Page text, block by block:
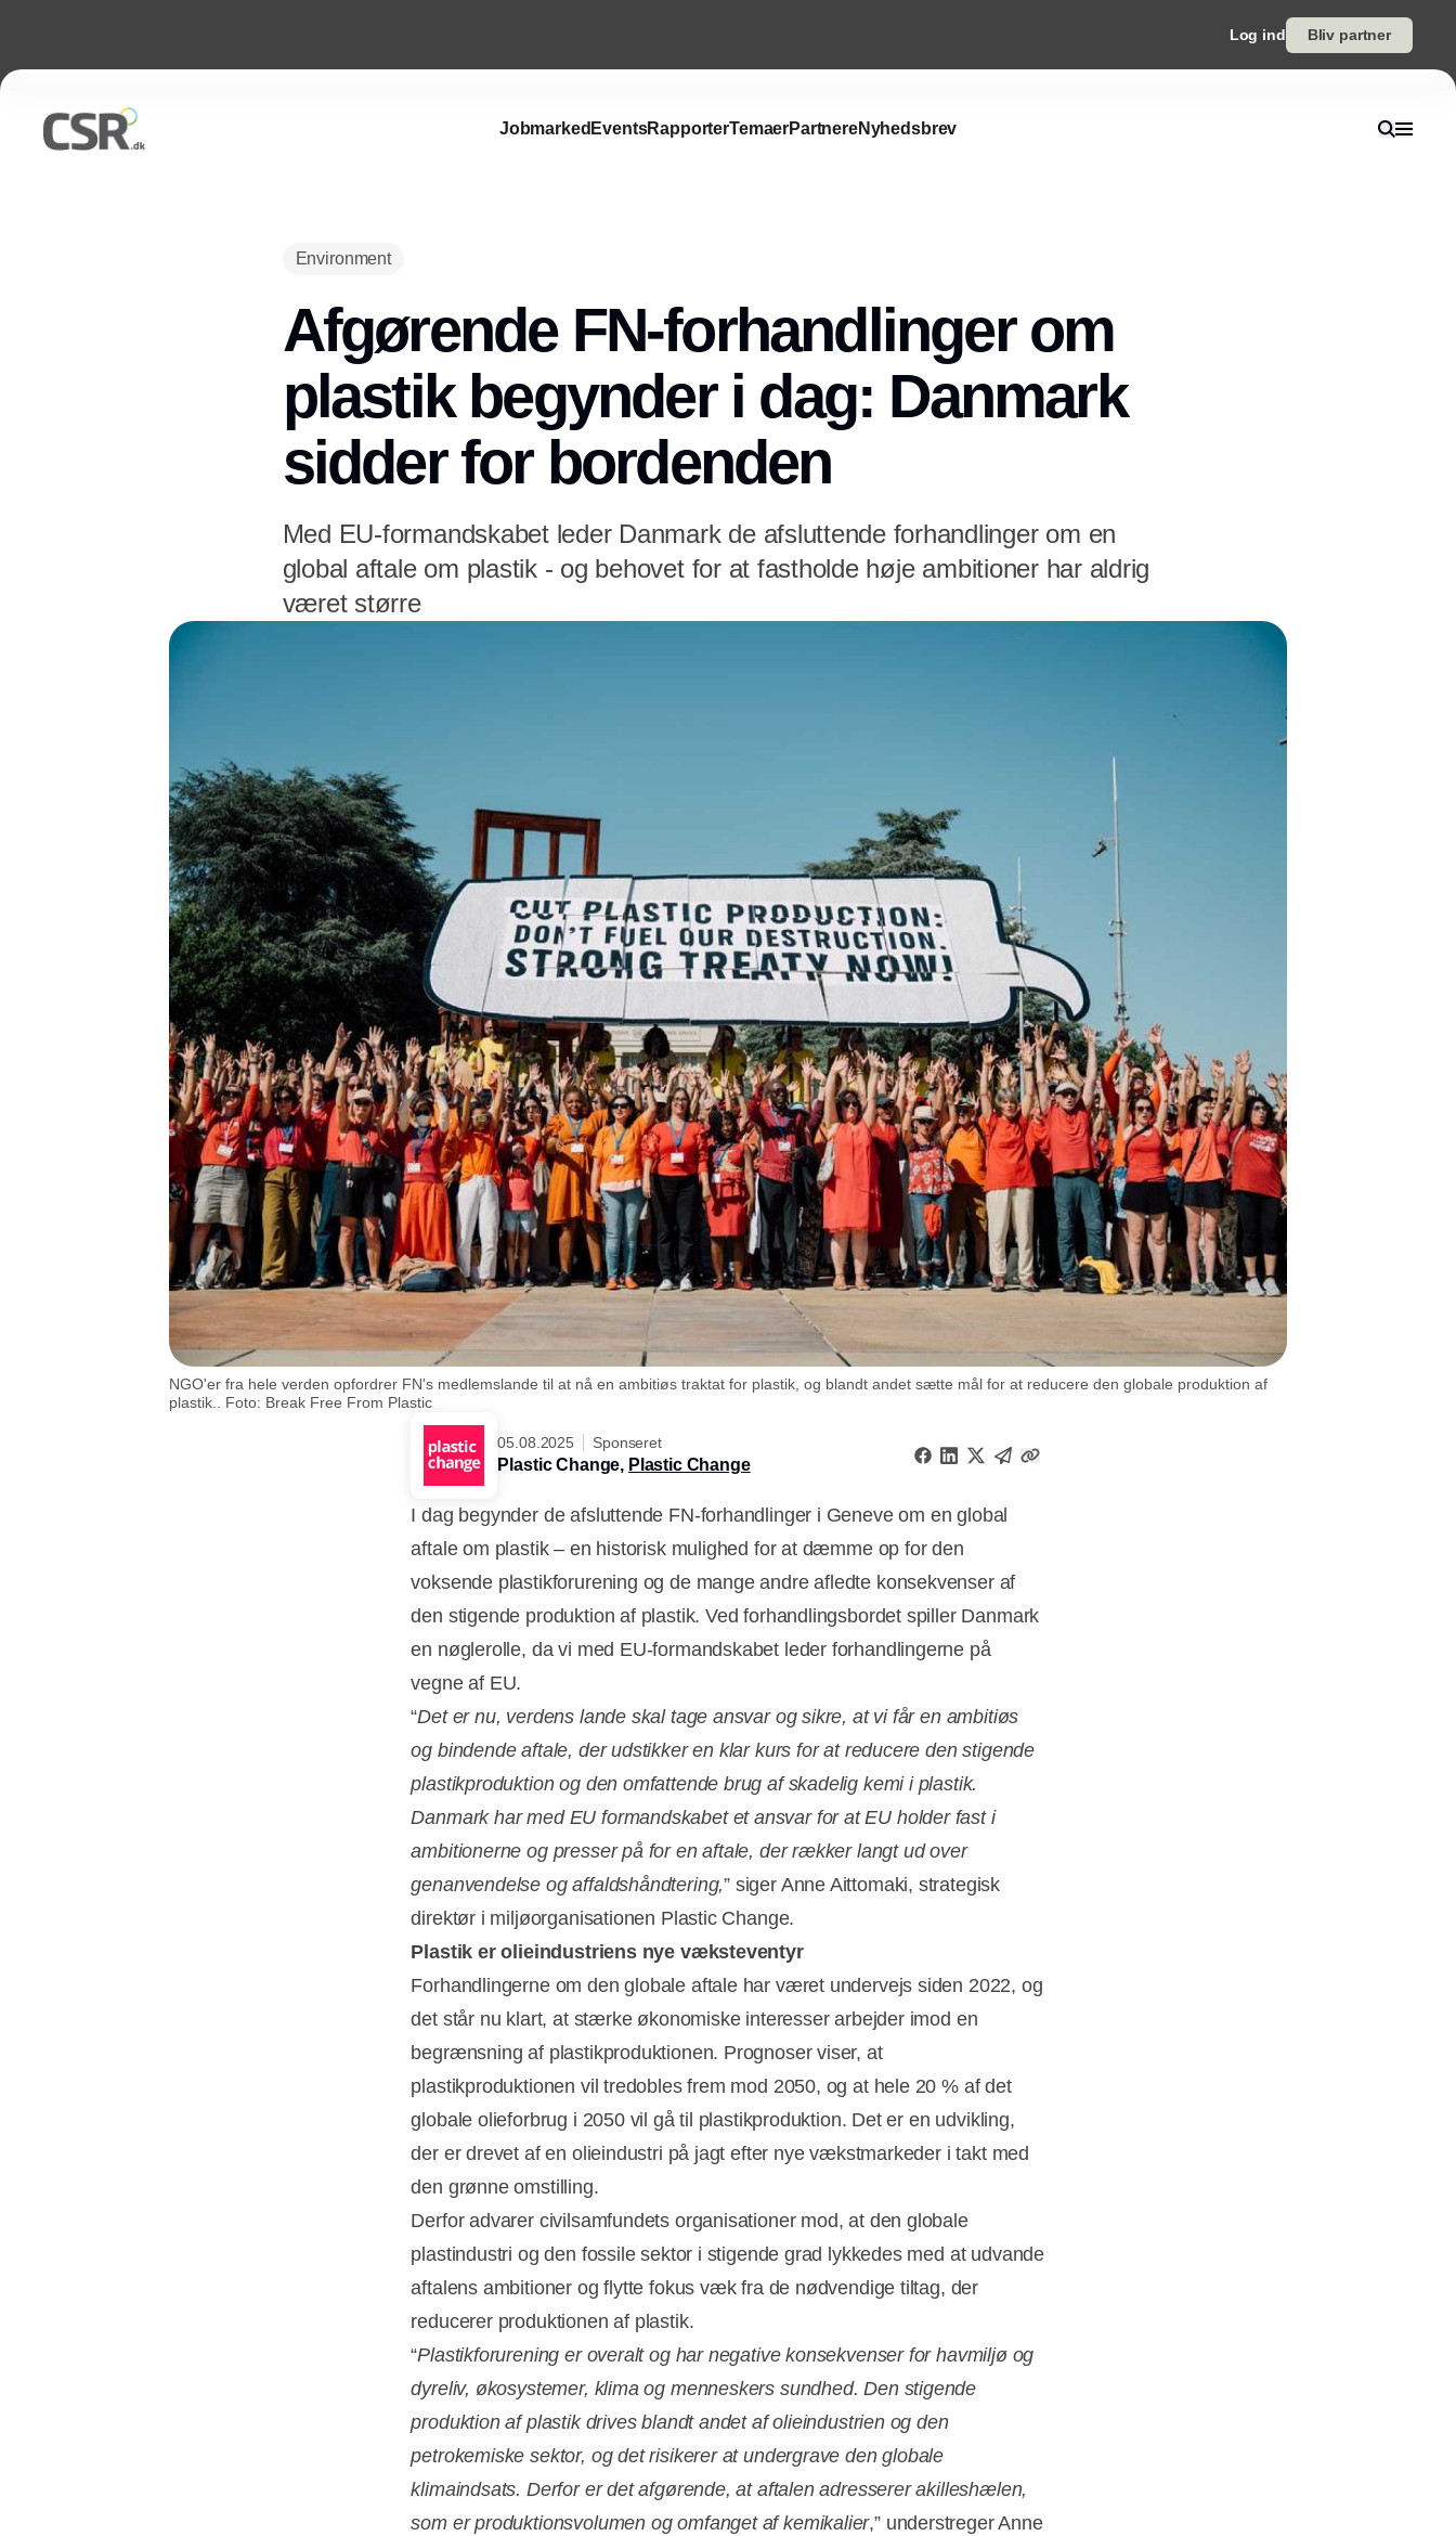
Log ind Bliv partner
Jobmarked EventsRapporterTemaerPartnereNyhedsbrev
Environment
Afgørende FN-forhandlinger om
plastik begynder i dag: Danmark
sidder for bordenden
Med EU-formandskabet leder Danmark de afsluttende forhandlinger om en
global aftale om plastik - og behovet for at fastholde høje ambitioner har aldrig
været større
NGO'er fra hele verden opfordrer FN's medlemslande til at nå en ambitiøs traktat for plastik, og blandt andet sætte mål for at reducere den globale produktion af
plastik.. Foto: Break Free From Plastic
05.08.2025 Sponseret
Plastic Change, Plastic Change
I dag begynder de afsluttende FN-forhandlinger i Geneve om en global
aftale om plastik – en historisk mulighed for at dæmme op for den
voksende plastikforurening og de mange andre afledte konsekvenser af
den stigende produktion af plastik. Ved forhandlingsbordet spiller Danmark
en nøglerolle, da vi med EU-formandskabet leder forhandlingerne på
vegne af EU.
“Det er nu, verdens lande skal tage ansvar og sikre, at vi får en ambitiøs
og bindende aftale, der udstikker en klar kurs for at reducere den stigende
plastikproduktion og den omfattende brug af skadelig kemi i plastik.
Danmark har med EU formandskabet et ansvar for at EU holder fast i
ambitionerne og presser på for en aftale, der rækker langt ud over
genanvendelse og affaldshåndtering,” siger Anne Aittomaki, strategisk
direktør i miljøorganisationen Plastic Change.
Plastik er olieindustriens nye væksteventyr
Forhandlingerne om den globale aftale har været undervejs siden 2022, og
det står nu klart, at stærke økonomiske interesser arbejder imod en
begrænsning af plastikproduktionen. Prognoser viser, at
plastikproduktionen vil tredobles frem mod 2050, og at hele 20 % af det
globale olieforbrug i 2050 vil gå til plastikproduktion. Det er en udvikling,
der er drevet af en olieindustri på jagt efter nye vækstmarkeder i takt med
den grønne omstilling.
Derfor advarer civilsamfundets organisationer mod, at den globale
plastindustri og den fossile sektor i stigende grad lykkedes med at udvande
aftalens ambitioner og flytte fokus væk fra de nødvendige tiltag, der
reducerer produktionen af plastik.
“Plastikforurening er overalt og har negative konsekvenser for havmiljø og
dyreliv, økosystemer, klima og menneskers sundhed. Den stigende
produktion af plastik drives blandt andet af olieindustrien og den
petrokemiske sektor, og det risikerer at undergrave den globale
klimaindsats. Derfor er det afgørende, at aftalen adresserer akilleshælen,
som er produktionsvolumen og omfanget af kemikalier,” understreger Anne